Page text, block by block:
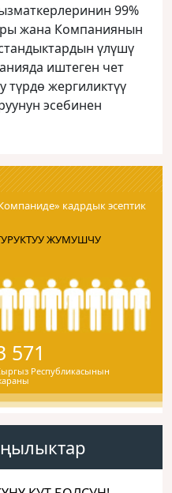
99%
жана Компаниянын
үлүшү
иштеген чет
түрдө жергиликтүү
эсебинен
кадрдык эсептик
ЖУМУШЧУ
571
Республикасынын